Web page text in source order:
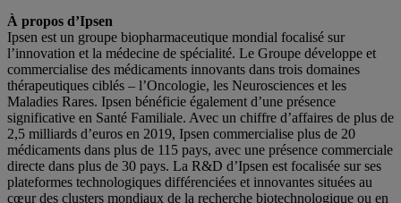
À propos d’Ipsen
Ipsen est un groupe biopharmaceutique mondial focalisé sur
l’innovation et la médecine de spécialité. Le Groupe développe et
commercialise des médicaments innovants dans trois domaines
thérapeutiques ciblés – l’Oncologie, les Neurosciences et les
Maladies Rares. Ipsen bénéficie également d’une présence
significative en Santé Familiale. Avec un chiffre d’affaires de plus de
2,5 milliards d’euros en 2019, Ipsen commercialise plus de 20
médicaments dans plus de 115 pays, avec une présence commerciale
directe dans plus de 30 pays. La R&D d’Ipsen est focalisée sur ses
plateformes technologiques différenciées et innovantes situées au
cœur des clusters mondiaux de la recherche biotechnologique ou en